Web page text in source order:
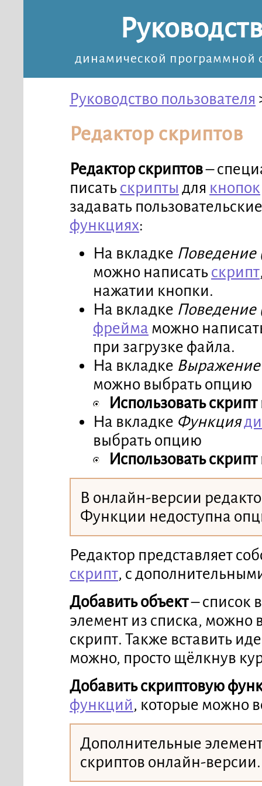
динамической программной
Руководство пользователя
Редактор скриптов
Редактор скриптов–
писать скрипты для кнопок
задавать
функциях:
На вкладке Поведение
можно написать скрипт
нажатии кнопки.
На вкладке Поведение
фрейма можно
при загрузке файла.
На вкладке Выражение
можно выбрать опцию
Использовать скрипт
На вкладке Функция
выбрать опцию
Использовать скрипт
В онлайн-версии
Функции недоступна
Редактор представляет
скрипт, с
Добавить объект– список
элемент из списка, можно
скрипт. Также вставить
можно, просто щёлкнув
Добавить скриптовую
функций, которые можно
Дополнительные
скриптов онлайн-версии.